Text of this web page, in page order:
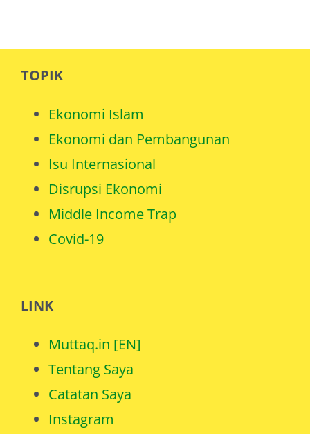
TOPIK
Ekonomi Islam
Ekonomi dan Pembangunan
Isu Internasional
Disrupsi Ekonomi
Middle Income Trap
Covid-19
LINK
Muttaq.in [EN]
Tentang Saya
Catatan Saya
Instagram